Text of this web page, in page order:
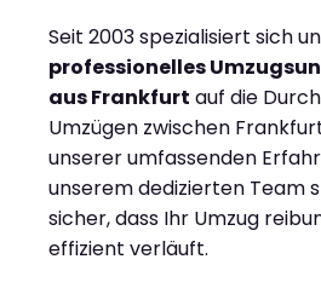
Seit 2003 spezialisiert sich
professionelles
aus Frankfurt auf die
Umzügen zwischen
unserer umfassenden
unserem dedizierten Team
sicher, dass Ihr Umzug
effizient verläuft.